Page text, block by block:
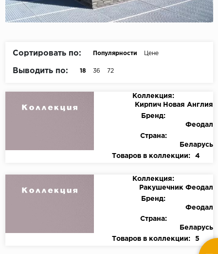
Сортировать по: Популярности Цене
Выводить по: 18 36 72
Коллекция:
Кирпич Новая Англия
Бренд:
Феодал
Страна:
Беларусь
Товаров в коллекции:
4
Коллекция:
Ракушечник Феодал
Бренд:
Феодал
Страна:
Беларусь
Товаров в коллекции:
5